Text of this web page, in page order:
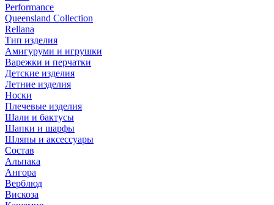
Performance
Queensland Collection
Rellana
Тип изделия
Амигуруми и игрушки
Варежки и перчатки
Детские изделия
Летние изделия
Носки
Плечевые изделия
Шали и бактусы
Шапки и шарфы
Шляпы и аксессуары
Состав
Альпака
Ангора
Верблюд
Вискоза